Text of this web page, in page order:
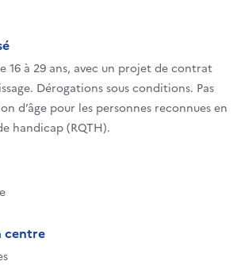
16 à 29 ans, avec un projet de contrat
Dérogations sous conditions. Pas
d’âge pour les personnes reconnues en
handicap (RQTH).
centre